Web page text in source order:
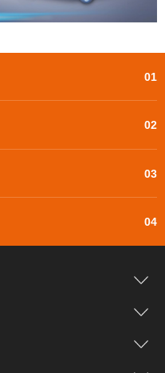
01
02
03
04